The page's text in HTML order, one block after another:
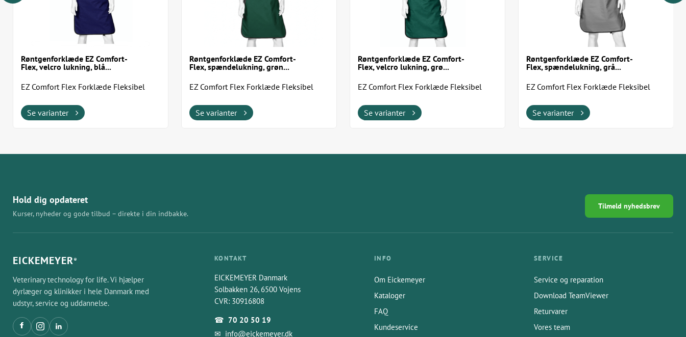
XLarge | 118–127 cm / 64 cm | 105 cm | 5,5 kg
2XLarge | 128–137 cm / 67 cm | 110 cm | 6,0 kg
3XLarge | 138–147 cm / 70 cm | 115 cm | 7,0 kg
Røntgenforklæde EZ Comfort-
Flex, velcro lukning, blå...
EZ Comfort Flex Forklæde Fleksibel
Fremstillet i USA af Techno...
Se varianter
Røntgenforklæde EZ Comfort-
Flex, spændelukning, grøn...
EZ Comfort Flex Forklæde Fleksibel
Fremstillet i USA af Techno...
Se varianter
Røntgenforklæde EZ Comfort-
Flex, velcro lukning, grø...
EZ Comfort Flex Forklæde Fleksibel
Fremstillet i USA af Techno...
Se varianter
Røntgenforklæde EZ Comfort-
Flex, spændelukning, grå...
EZ Comfort Flex Forklæde Fleksibel
Fremstillet i USA af Techno...
Se varianter
Hold dig opdateret
Kurser, nyheder og gode tilbud – direkte i din indbakke.
Tilmeld nyhedsbrev
EICKEMEYER®
Veterinary technology for life. Vi hjælper
dyrlæger og klinikker i hele Danmark med
udstyr, service og uddannelse.
KONTAKT
EICKEMEYER Danmark
Solbakken 26, 6500 Vojens
CVR: 30916808
☎ 70 20 50 19
✉ info@eickemeyer.dk
INFO
Om Eickemeyer
Kataloger
FAQ
Kundeservice
SERVICE
Service og reparation
Download TeamViewer
Returvarer
Vores team